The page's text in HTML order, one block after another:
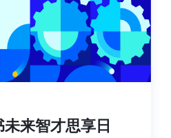
来智才思享日